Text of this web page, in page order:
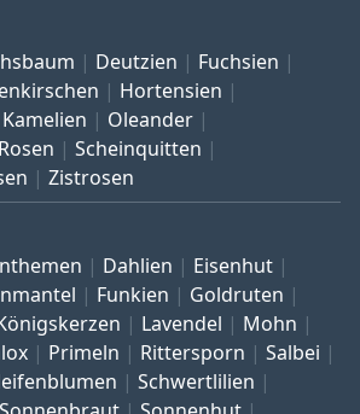
Deutzien
Fuchsien
Hortensien
Kamelien
Oleander
Rosen
Scheinquitten
Zistrosen
Dahlien
Eisenhut
Funkien
Goldruten
Lavendel
Mohn
Primeln Rittersporn
Salbei
Schwertlilien